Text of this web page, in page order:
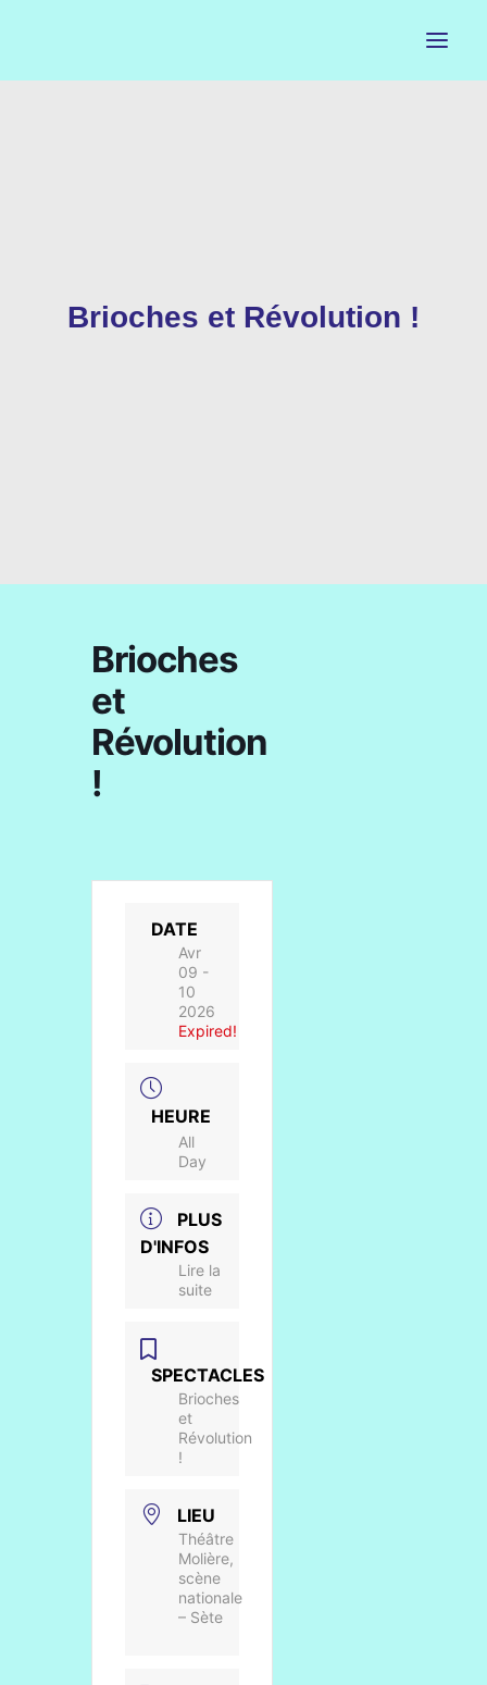
CALENDRIER
Brioches et Révolution !
Brioches
et
Révolution
!
DATE
Avr
09 -
10
2026
Expired!
HEURE
All
Day
PLUS
D'INFOS
Lire la
suite
SPECTACLES
Brioches
et
Révolution
!
LIEU
Théâtre
Molière,
scène
nationale
– Sète